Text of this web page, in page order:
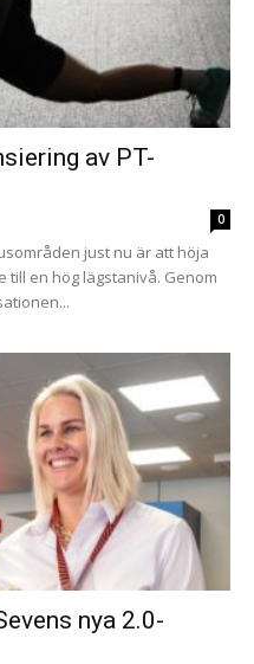
av PT-
0
just nu är att höja
en hög lägstanivå. Genom
nya 2.0-